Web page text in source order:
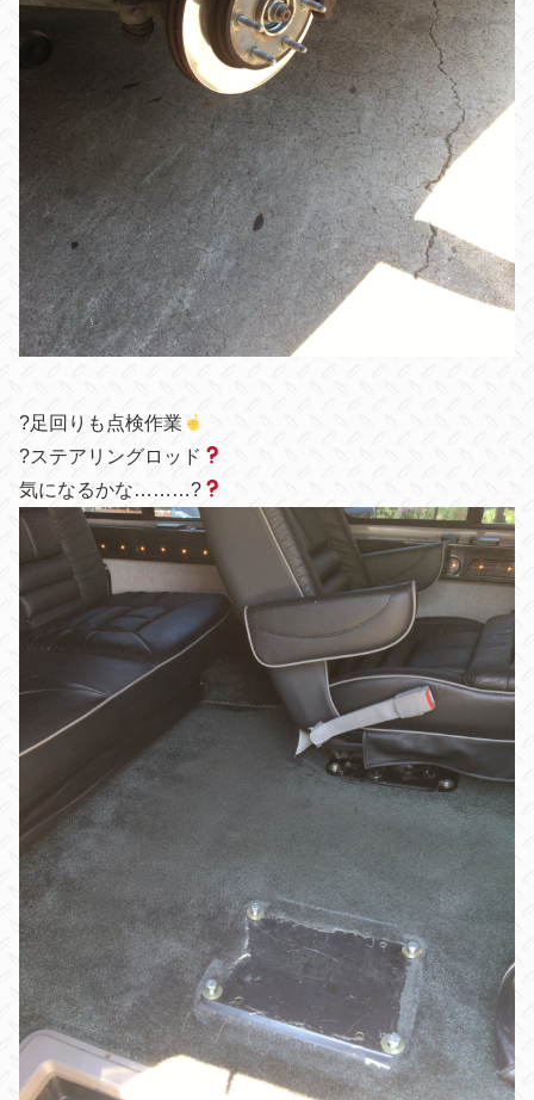
?足回りも点検作業
?ステアリングロッド
気になるかな………?